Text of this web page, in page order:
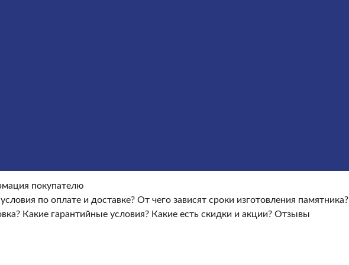
покупателю
по оплате и доставке? От чего зависят сроки изготовления памятника?
Какие гарантийные условия? Какие есть скидки и акции? Отзывы